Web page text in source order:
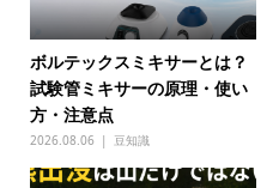
ボルテックスミキサーとは？
試験管ミキサーの原理・使い
方・注意点
2026.08.06 豆知識